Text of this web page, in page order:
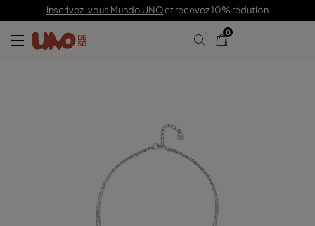
Inscrivez-vous Mundo UNOet recevez 10% rédution
0